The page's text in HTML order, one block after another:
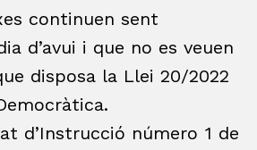
continuen sent
d’avui i que no es veuen
disposa la Llei 20/2022
d’Instrucció número 1 de